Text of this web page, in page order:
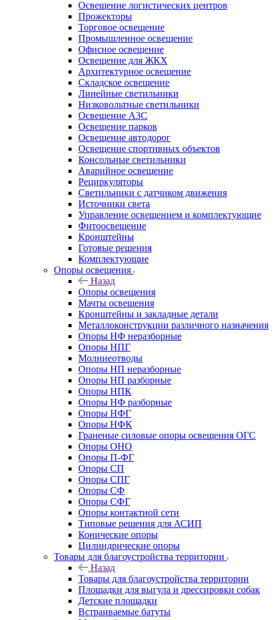
Освещение логистических центров
Прожекторы
Торговое освещение
Промышленное освещение
Офисное освещение
Освещение для ЖКХ
Архитектурное освещение
Складское освещение
Линейные светильники
Низковольтные светильники
Освещение АЗС
Освещение парков
Освещение автодорог
Освещение спортивных объектов
Консольные светильники
Аварийное освещение
Рециркуляторы
Светильники с датчиком движения
Источники света
Управление освещением и комплектующие
Фитоосвещение
Кронштейны
Готовые решения
Комплектующие
Опоры освещения
Назад
Опоры освещения
Мачты освещения
Кронштейны и закладные детали
Металлоконструкции различного назначения
Опоры НФ неразборные
Опоры НПГ
Молниеотводы
Опоры НП неразборные
Опоры НП разборные
Опоры НПК
Опоры НФ разборные
Опоры НФГ
Опоры НФК
Граненые силовые опоры освещения ОГС
Опоры ОНО
Опоры П-ФГ
Опоры СП
Опоры СПГ
Опоры СФ
Опоры СФГ
Опоры контактной сети
Типовые решения для АСИП
Конические опоры
Цилиндрические опоры
Товары для благоустройства территории
Назад
Товары для благоустройства территории
Площадки для выгула и дрессировки собак
Детские площадки
Встраиваемые батуты